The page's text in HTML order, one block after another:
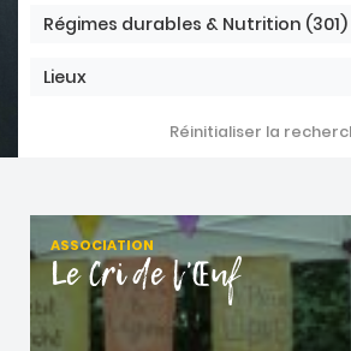
Régimes durables & Nutrition (301)
Lieux
Réinitialiser la
ASSOCIATION
Le Cri de l'Œuf